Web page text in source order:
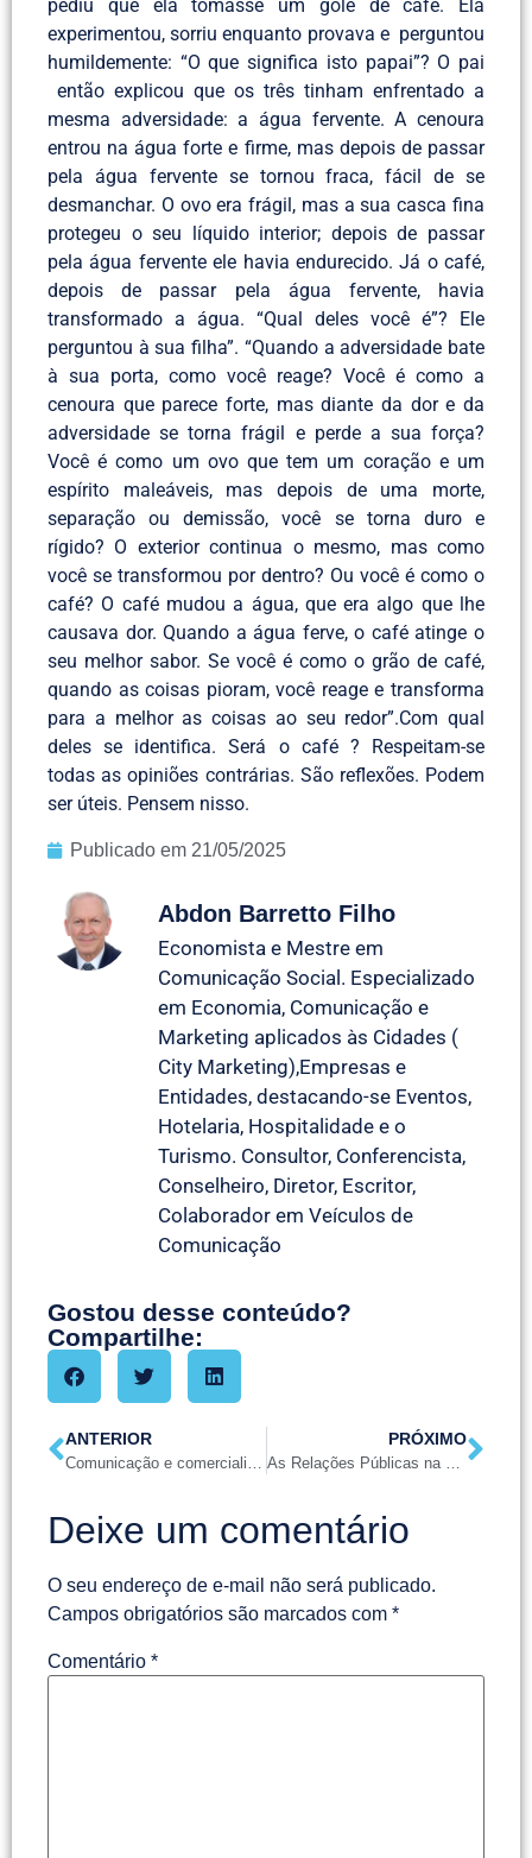
pediu que ela tomasse um gole de café. Ela
experimentou, sorriu enquanto provava e perguntou
humildemente: “O que significa isto papai”? O pai
então explicou que os três tinham enfrentado a
mesma adversidade: a água fervente. A cenoura
entrou na água forte e firme, mas depois de passar
pela água fervente se tornou fraca, fácil de se
desmanchar. O ovo era frágil, mas a sua casca fina
protegeu o seu líquido interior; depois de passar
pela água fervente ele havia endurecido. Já o café,
depois de passar pela água fervente, havia
transformado a água. “Qual deles você é”? Ele
perguntou à sua filha”. “Quando a adversidade bate
à sua porta, como você reage? Você é como a
cenoura que parece forte, mas diante da dor e da
adversidade se torna frágil e perde a sua força?
Você é como um ovo que tem um coração e um
espírito maleáveis, mas depois de uma morte,
separação ou demissão, você se torna duro e
rígido? O exterior continua o mesmo, mas como
você se transformou por dentro? Ou você é como o
café? O café mudou a água, que era algo que lhe
causava dor. Quando a água ferve, o café atinge o
seu melhor sabor. Se você é como o grão de café,
quando as coisas pioram, você reage e transforma
para a melhor as coisas ao seu redor”.Com qual
deles se identifica. Será o café ? Respeitam-se
todas as opiniões contrárias. São reflexões. Podem
ser úteis. Pensem nisso.
Publicado em 21/05/2025
Abdon Barretto Filho
Economista e Mestre em
Comunicação Social. Especializado
em Economia, Comunicação e
Marketing aplicados às Cidades (
City Marketing),Empresas e
Entidades, destacando-se Eventos,
Hotelaria, Hospitalidade e o
Turismo. Consultor, Conferencista,
Conselheiro, Diretor, Escritor,
Colaborador em Veículos de
Comunicação
Gostou desse conteúdo?
Compartilhe:
ANTERIOR
Comunicação e comercialização geracionais
PRÓXIMO
As Relações Públicas na Promoção do Turismo: Connection Terrois do Brasil
Deixe um comentário
O seu endereço de e-mail não será publicado.
Campos obrigatórios são marcados com *
Comentário *